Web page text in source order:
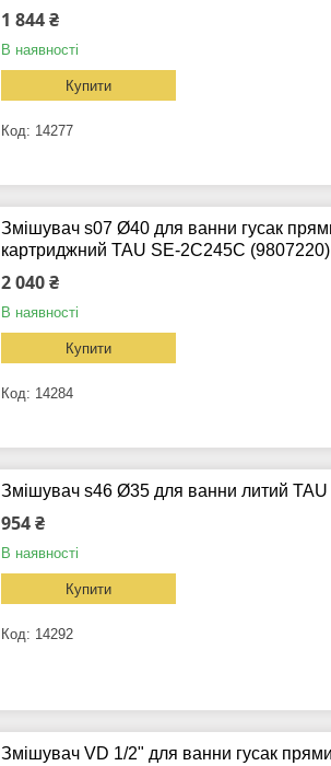
1 844 ₴
В наявності
Купити
14277
Змішувач s07 Ø40 для ванни гусак
картриджний TAU SE-2C245C (9807220)
2 040 ₴
В наявності
Купити
14284
Змішувач s46 Ø35 для ванни литий
954 ₴
В наявності
Купити
14292
Змішувач VD 1/2" для ванни гусак